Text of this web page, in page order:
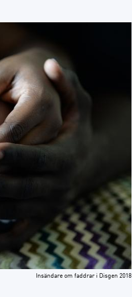
Insändare om faddrar i Disgen 2018